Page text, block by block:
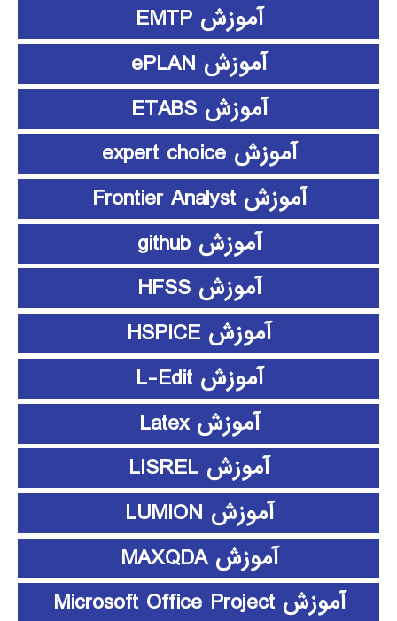
آموزش EMTP
آموزش ePLAN
آموزش ETABS
آموزش expert choice
آموزش Frontier Analyst
آموزش github
آموزش HFSS
آموزش HSPICE
آموزش L-Edit
آموزش Latex
آموزش LISREL
آموزش LUMION
آموزش MAXQDA
آموزش Microsoft Office Project